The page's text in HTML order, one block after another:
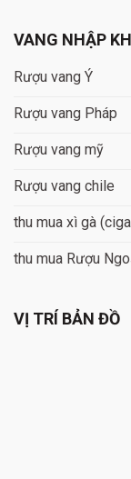
VANG NHẬP
Rượu vang Ý
Rượu vang Pháp
Rượu vang mỹ
Rượu vang chile
thu mua xì gà
thu mua Rượu
VỊ TRÍ BẢN ĐỒ